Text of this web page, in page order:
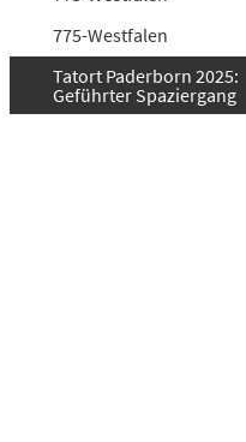
775-Westfalen
Tatort Paderborn 2025:
Geführter Spaziergang